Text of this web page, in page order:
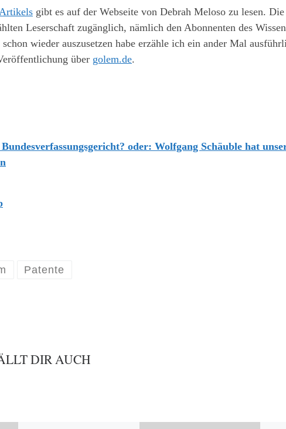
gibt es auf der Webseite von Debrah Meloso zu lesen. Die
Leserschaft zugänglich, nämlich den Abonnenten des
wieder auszusetzen habe erzähle ich ein ander Mal
über golem.de.
oder: Wolfgang Schäuble hat
Patente
DIR AUCH